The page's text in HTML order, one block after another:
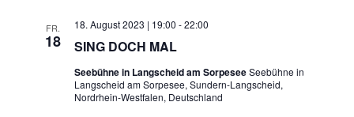
FR.
18 SING DOCH MAL
18. August 2023 | 19:00 -22:00
Seebühne in Langscheid am SorpeseeSeebühne in
Langscheid am Sorpesee, Sundern-Langscheid,
Nordrhein-Westfalen, Deutschland